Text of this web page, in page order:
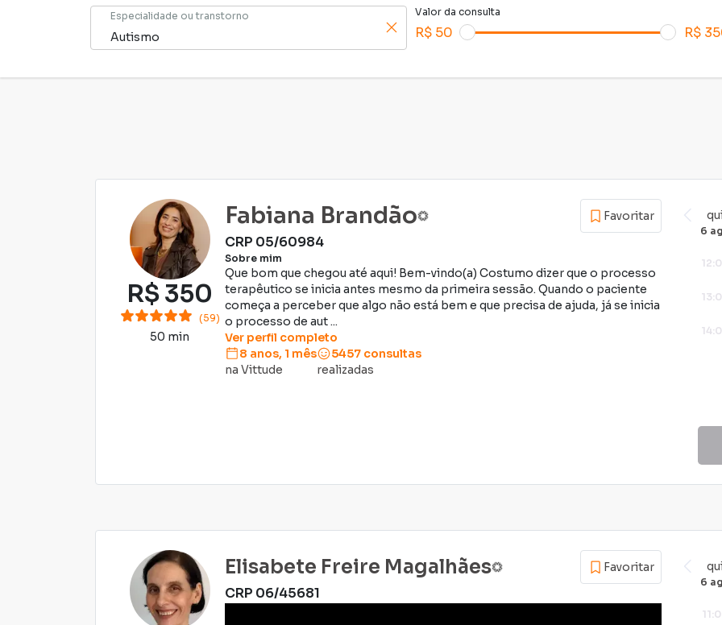
Especialidade ou transtorno Valor da consulta
R$ 50 R$
R$350
(59)
50 min
Fabiana Brandão Favoritar
CRP 05/60984
Sobre mim
Que bom que chegou até aqui! Bem-vindo(a) Costumo dizer que o processo
terapêutico se inicia antes mesmo da primeira sessão. Quando o paciente
começa a perceber que algo não está bem e que precisa de ajuda, já se inicia
o processo de aut ...
Ver perfil completo
8 anos, 1 mês
na Vittude
5457consultas
realizadas
6
Elisabete Freire Magalhães Favoritar
CRP 06/45681
6